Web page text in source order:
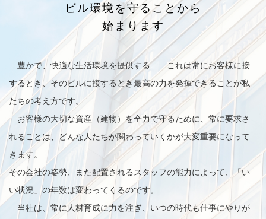
ビル環境を守ることから
始まります
豊かで、快適な生活環境を提供する——これは常にお客様に接
するとき、そのビルに接するとき最高の力を発揮できることが私
たちの考え方です。
お客様の大切な資産（建物）を全力で守るために、常に要求さ
れることは、どんな人たちが関わっていくかが大変重要になって
きます。
その会社の姿勢、また配置されるスタッフの能力によって、「い
い状況」の年数は変わってくるのです。
当社は、常に人材育成に力を注ぎ、いつの時代も仕事にやりが